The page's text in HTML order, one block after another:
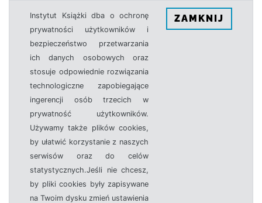
Instytut Książki dba o ochronę
prywatności użytkowników i
bezpieczeństwo przetwarzania
ich danych osobowych oraz
stosuje odpowiednie rozwiązania
technologiczne zapobiegające
ingerencji osób trzecich w
prywatność użytkowników.
Używamy także plików cookies,
by ułatwić korzystanie z naszych
serwisów oraz do celów
statystycznych.Jeśli nie chcesz,
by pliki cookies były zapisywane
na Twoim dysku zmień ustawienia
ZAMKNIJ